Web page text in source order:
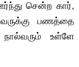
சென்ற கார்,
பணத்தை
உள்ளே